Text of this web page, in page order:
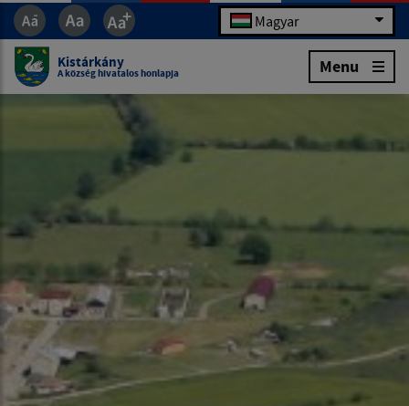
Magyar
Kistárkány
A község hivatalos honlapja Menu